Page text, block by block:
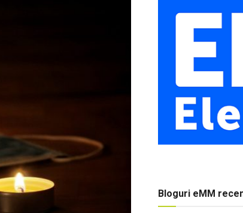
Bloguri eMM